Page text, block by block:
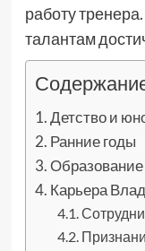
работу
талантам
Детство и
Ранние годы
Карьера